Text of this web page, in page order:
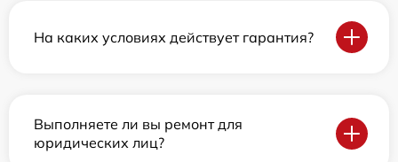
На каких условиях действует гарантия?
Выполняете ли вы ремонт для
юридических лиц?